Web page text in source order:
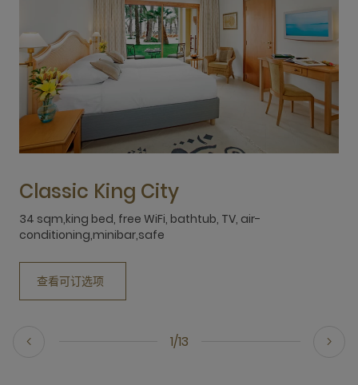
1/13
Classic King City
34 sqm,king bed, free WiFi, bathtub, TV, air-
conditioning,minibar,safe
查看可订选项